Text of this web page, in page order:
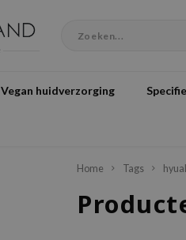
Vegan huidverzorging
Home Tags